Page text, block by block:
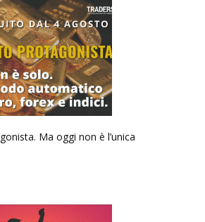
Ma oggi non è l’unica